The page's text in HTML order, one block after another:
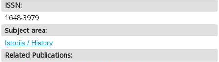
ISSN:
1648-3979
Subject area:
Istorija / History
Related Publications: